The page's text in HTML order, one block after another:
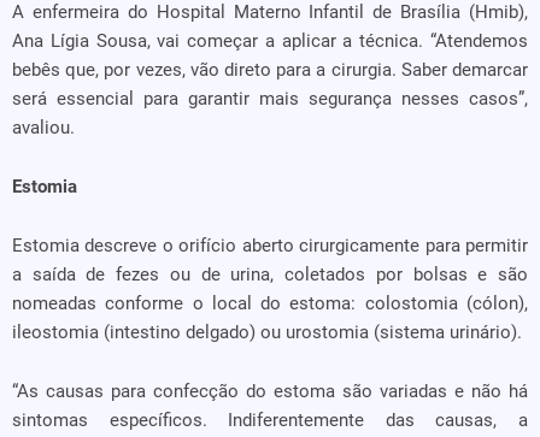
A enfermeira do Hospital Materno Infantil de Brasília (Hmib),
Ana Lígia Sousa, vai começar a aplicar a técnica. “Atendemos
bebês que, por vezes, vão direto para a cirurgia. Saber demarcar
será essencial para garantir mais segurança nesses casos”,
avaliou.
Estomia
Estomia descreve o orifício aberto cirurgicamente para permitir
a saída de fezes ou de urina, coletados por bolsas e são
nomeadas conforme o local do estoma: colostomia (cólon),
ileostomia (intestino delgado) ou urostomia (sistema urinário).
“As causas para confecção do estoma são variadas e não há
sintomas específicos. Indiferentemente das causas, a